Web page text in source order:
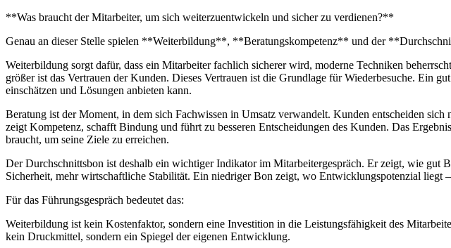
**Was braucht der Mitarbeiter, um sich weiterzuentwickeln und sicher zu verdienen?**
Genau an dieser Stelle spielen **Weiterbildung**, **Beratungskompetenz** und der
Weiterbildung sorgt dafür, dass ein Mitarbeiter fachlich sicherer wird, moderne Techniken
größer ist das Vertrauen der Kunden. Dieses Vertrauen ist die Grundlage für Wiederbesuche. Ein
einschätzen und Lösungen anbieten kann.
Beratung ist der Moment, in dem sich Fachwissen in Umsatz verwandelt. Kunden entscheiden
zeigt Kompetenz, schafft Bindung und führt zu besseren Entscheidungen des Kunden. Das
braucht, um seine Ziele zu erreichen.
Der Durchschnittsbon ist deshalb ein wichtiger Indikator im Mitarbeitergespräch. Er zeigt, wie gut
Sicherheit, mehr wirtschaftliche Stabilität. Ein niedriger Bon zeigt, wo Entwicklungspotenzial liegt
Für das Führungsgespräch bedeutet das:
Weiterbildung ist kein Kostenfaktor, sondern eine Investition in die Leistungsfähigkeit des
kein Druckmittel, sondern ein Spiegel der eigenen Entwicklung.